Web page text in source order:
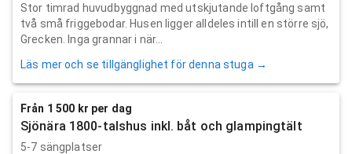
Stor timrad huvudbyggnad med utskjutande loftgång samt
två små friggebodar. Husen ligger alldeles intill en större sjö,
Grecken. Inga grannar i när...
Läs mer och se tillgänglighet för denna stuga →
Från 1 500 kr per dag
Sjönära 1800-talshus inkl. båt och glampingtält
5-7 sängplatser